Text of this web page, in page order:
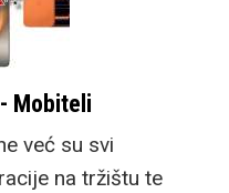
Mobiteli
već su svi
na tržištu te